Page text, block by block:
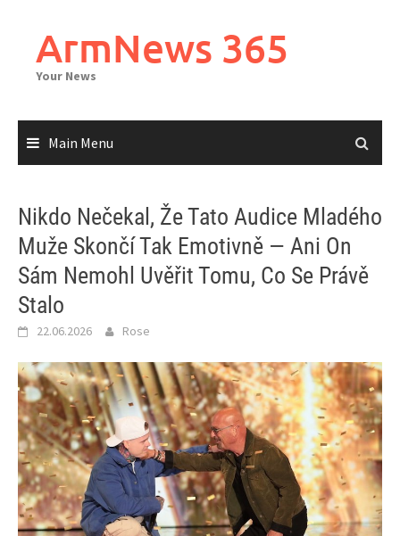
contentArmNews 365
Your News
Main Menu
Nikdo Nečekal, Že Tato Audice Mladého
Muže Skončí Tak Emotivně — Ani On
Sám Nemohl Uvěřit Tomu, Co Se Právě
Stalo
22.06.2026 Rose